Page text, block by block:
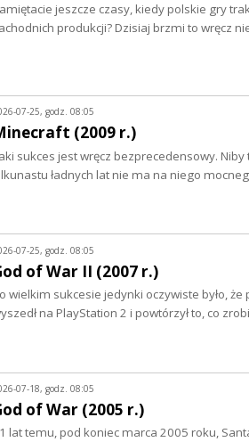
jeszcze czasy, kiedy polskie gry
produkcji? Dzisiaj brzmi to wręcz
07-25, godz. 08:05
(2009 r.)
sukces jest wręcz bezprecedensowy.
ładnych lat nie ma na niego
07-25, godz. 08:05
of War II (2007 r.)
wielkim sukcesie jedynki oczywiste było,
na PlayStation 2 i powtórzył to, co
07-18, godz. 08:05
of War (2005 r.)
lat temu, pod koniec marca 2005 roku,